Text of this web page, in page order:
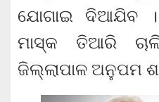
ଯୋଗାଇ ଦିଆଯିବ
ମାସ୍କ ତିଆରି
ଜିଲ୍ଲାପାଳ ଅନୁପମ